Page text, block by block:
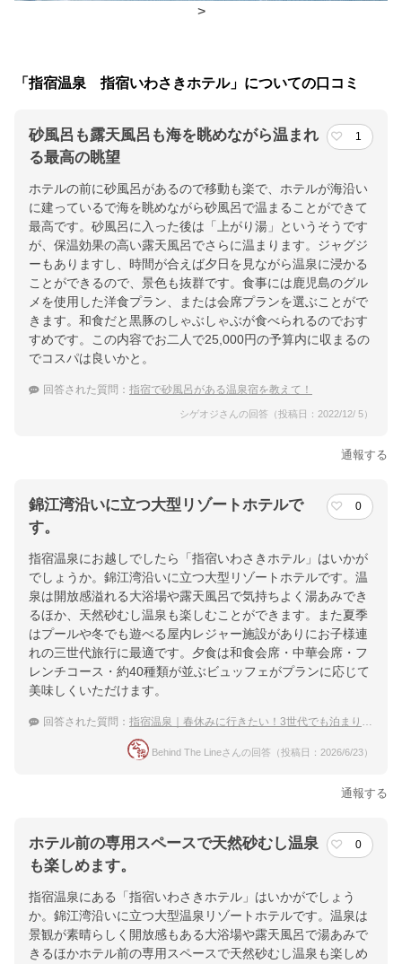
鹿児島空港より空港バスで指宿いわさきホテル下車１２０分。Ｊ
Ｒ指宿枕崎線「指宿駅」よりタクシー５分。
提供：楽天トラベル
楽天トラベルで
ホテル詳細を詳しく見る
>
「指宿温泉 指宿いわさきホテル」についての口コミ
砂風呂も露天風呂も海を眺めながら温まれ
る最高の眺望
1
ホテルの前に砂風呂があるので移動も楽で、ホテルが海沿い
に建っているで海を眺めながら砂風呂で温まることができて
最高です。砂風呂に入った後は「上がり湯」というそうです
が、保温効果の高い露天風呂でさらに温まります。ジャグジ
ーもありますし、時間が合えば夕日を見ながら温泉に浸かる
ことができるので、景色も抜群です。食事には鹿児島のグル
メを使用した洋食プラン、または会席プランを選ぶことがで
きます。和食だと黒豚のしゃぶしゃぶが食べられるのでおす
すめです。この内容でお二人で25,000円の予算内に収まるの
でコスパは良いかと。
回答された質問： 指宿で砂風呂がある温泉宿を教えて！
シゲオジさんの回答（投稿日：2022/12/ 5）
通報する
錦江湾沿いに立つ大型リゾートホテルで
す。
0
指宿温泉にお越しでしたら「指宿いわさきホテル」はいかが
でしょうか。錦江湾沿いに立つ大型リゾートホテルです。温
泉は開放感溢れる大浴場や露天風呂で気持ちよく湯あみでき
るほか、天然砂むし温泉も楽しむことができます。また夏季
はプールや冬でも遊べる屋内レジャー施設がありにお子様連
れの三世代旅行に最適です。夕食は和食会席・中華会席・フ
レンチコース・約40種類が並ぶビュッフェがプランに応じて
美味しくいただけます。
回答された質問： 指宿温泉｜春休みに行きたい！3世代でも泊まりやすい宿のおすすめは？
Behind The Lineさんの回答（投稿日：2026/6/23）
通報する
ホテル前の専用スペースで天然砂むし温泉
も楽しめます。
0
指宿温泉にある「指宿いわさきホテル」はいかがでしょう
か。錦江湾沿いに立つ大型温泉リゾートホテルです。温泉は
景観が素晴らしく開放感もある大浴場や露天風呂で湯あみで
きるほかホテル前の専用スペースで天然砂むし温泉も楽しめ